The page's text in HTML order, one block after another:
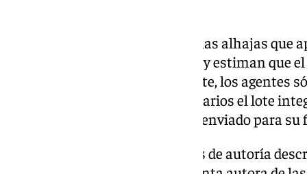
Los perjudicados reconocieron las alhajas que
venta como las de su propiedad y estiman
supera los mil euros. No obstante, los agentes
devolver a sus legítimos propietarios el lote
ya que el otro lote ya había sido enviado para
Tras la obtención de los indicios de autoría